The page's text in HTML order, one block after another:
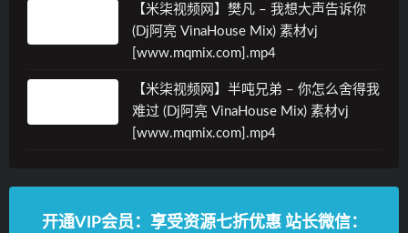
【米柒视频网】樊凡 – 我想大声告诉你
(Dj阿亮 VinaHouse Mix) 素材vj
[www.mqmix.com].mp4
【米柒视频网】半吨兄弟 – 你怎么舍得我
难过 (Dj阿亮 VinaHouse Mix) 素材vj
[www.mqmix.com].mp4
开通VIP会员：享受资源七折优惠 站长微信：